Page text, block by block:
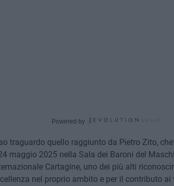
Powered by
traguardo quello raggiunto da Pietro Zito,
maggio 2025 nella Sala dei Baroni del
Cartagine, uno dei più alti
nel proprio ambito e per il contributo